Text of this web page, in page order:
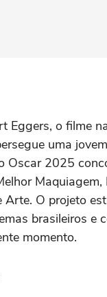
Eggers, o filme
uma jovem
Oscar 2025
Arte. O projeto
brasileiros e
momento.